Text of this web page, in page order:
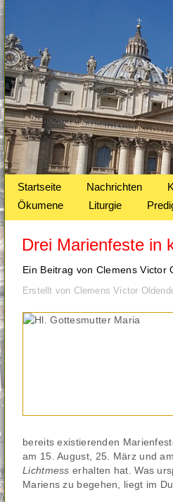
Startseite Nachrichten
Ökumene
Liturgie
Drei Marienfeste in
Ein Beitrag von Clemens Victor
Erstellt von Clemens Victor
bereits existierenden
am 15. August, 25. März und
Lichtmess erhalten hat. Was
Mariens zu begehen, liegt im